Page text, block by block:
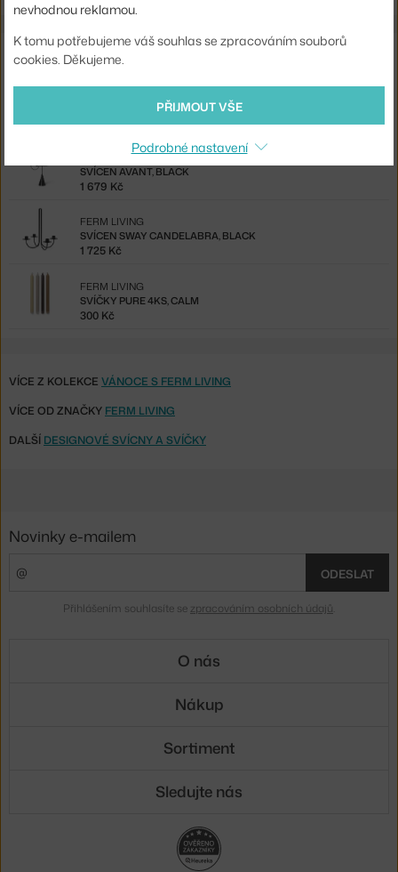
Ze stejné kolekce
SVÍCEN SWAY CANDELABRA, CASHMERE
1 466 Kč
SVÍCEN AVANT, BLACK
FERM LIVING
1 679 Kč
SVÍCEN SWAY CANDELABRA, BLACK
FERM LIVING
1 725 Kč
SVÍČKY PURE 4KS, CALM
FERM LIVING
300 Kč
VÍCE Z KOLEKCE VÁNOCE S FERM LIVING
VÍCE OD ZNAČKY FERM LIVING
DALŠÍ DESIGNOVÉ SVÍCNY A SVÍČKY
nevhodnou reklamou.
K tomu potřebujeme váš souhlas se zpracováním souborů
cookies. Děkujeme.
PŘIJMOUT VŠE
Podrobné nastavení
Novinky e-mailem
ODESLAT
Přihlášením souhlasíte se zpracováním osobních údajů
O nás
Nákup
Sortiment
Sledujte nás